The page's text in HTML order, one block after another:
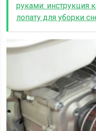
руками: инструкция
лопату для уборки